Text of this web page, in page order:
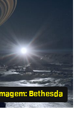
Bethesda